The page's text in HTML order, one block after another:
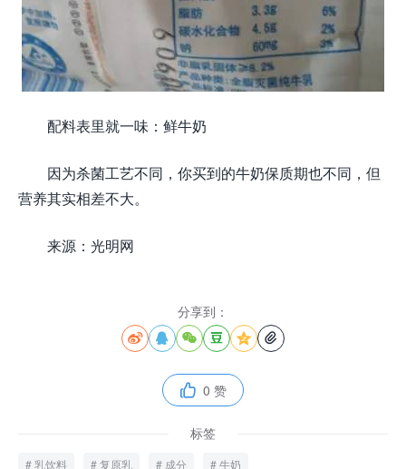
配料表里就一味：鲜牛奶
因为杀菌工艺不同，你买到的牛奶保质期也不同，但
营养其实相差不大。
来源：光明网
分享到：
     
 0 赞
标签
乳饮料 复原乳 成分 牛奶